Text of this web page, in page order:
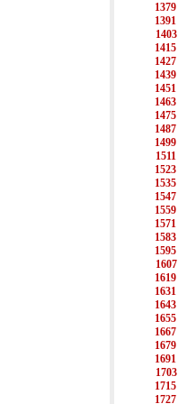
1379
1391
1403
1415
1427
1439
1451
1463
1475
1487
1499
1511
1523
1535
1547
1559
1571
1583
1595
1607
1619
1631
1643
1655
1667
1679
1691
1703
1715
1727